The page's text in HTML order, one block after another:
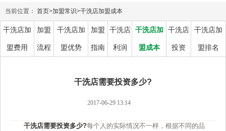
当前位置： 首页>加盟常识>干洗店加盟成本
干洗店加
盟费用
加盟
流程
干洗店加
盟优势
加盟
指南
干洗店
利润
干洗店加
盟成本
干洗店
投资
干洗店加
盟排名
干洗店需要投资多少?
2017-06-29 13:14
干洗店需要投资多少?每个人的实际情况不一样，根据不同的品